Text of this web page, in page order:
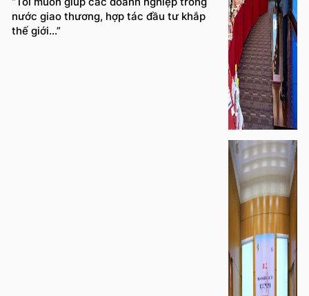
nước giao thương, hợp tác đầu tư khắp
thế giới...”